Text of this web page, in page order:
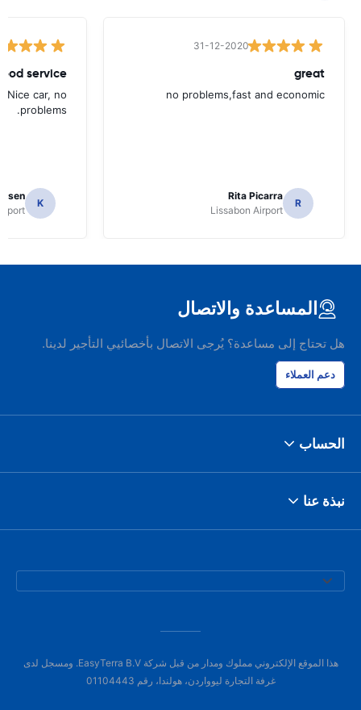
31-12-2020
great
no problems,fast and economic
R
Rita Picarra
Lissabon Airport
service.
Nice car, no
problems.
K
المساعدة والاتصال
هل تحتاج إلى مساعدة؟ يُرجى الاتصال بأخصائيي التأجير لدينا.
دعم العملاء
الحساب
نبذة عنا
هذا الموقع الإلكتروني مملوك ومدار من قبل شركة EasyTerra B.V. ومسجل لدى
غرفة التجارة ليوواردن، هولندا، رقم 01104443